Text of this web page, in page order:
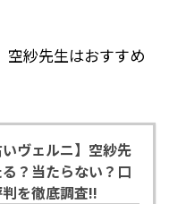
空紗先生はおすすめ
いヴェルニ】空紗先
？当たらない？口
を徹底調査!!